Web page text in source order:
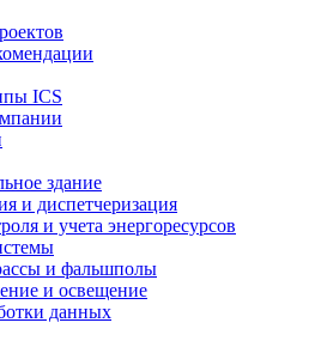
ICS
здание
и диспетчеризация
и учета энергоресурсов
и фальшполы
и освещение
данных